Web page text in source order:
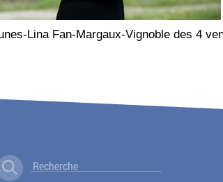
Lina Fan-Margaux-Vignoble des 4